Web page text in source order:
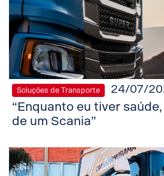
Soluções de Transporte 24/07/
“Enquanto eu tiver
de um Scania”